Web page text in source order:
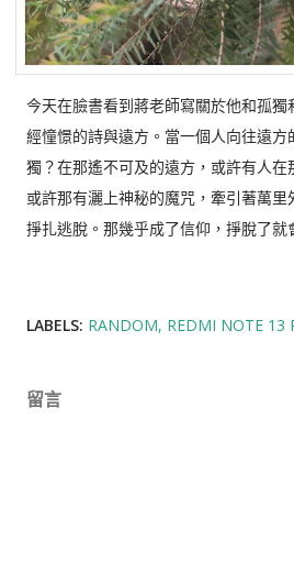
今天在臉書看到蔣老師寫關於他和孤獨
經憧憬的詩與遠方。當一個人向往遠方
獨？在那遙不可及的遠方，或許有人
或許那有灑上神秘的魔咒，牽引著萬
掙扎逃脫。那幾乎成了信仰，掙脫了
LABELS: RANDOM REDMI NOTE 13
留言